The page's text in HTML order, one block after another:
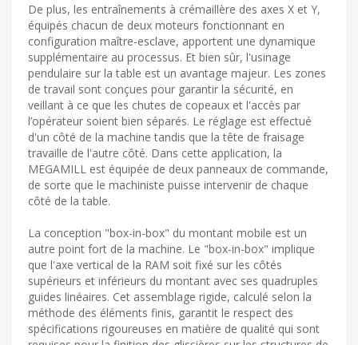
De plus, les entraînements à crémaillère des axes X et Y,
équipés chacun de deux moteurs fonctionnant en
configuration maître-esclave, apportent une dynamique
supplémentaire au processus. Et bien sûr, l'usinage
pendulaire sur la table est un avantage majeur. Les zones
de travail sont conçues pour garantir la sécurité, en
veillant à ce que les chutes de copeaux et l'accès par
l’opérateur soient bien séparés. Le réglage est effectué
d'un côté de la machine tandis que la tête de fraisage
travaille de l'autre côté. Dans cette application, la
MEGAMILL est équipée de deux panneaux de commande,
de sorte que le machiniste puisse intervenir de chaque
côté de la table.
La conception "box-in-box" du montant mobile est un
autre point fort de la machine. Le "box-in-box" implique
que l'axe vertical de la RAM soit fixé sur les côtés
supérieurs et inférieurs du montant avec ses quadruples
guides linéaires. Cet assemblage rigide, calculé selon la
méthode des éléments finis, garantit le respect des
spécifications rigoureuses en matière de qualité qui sont